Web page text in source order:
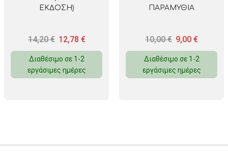
ΕΚΔΟΣΗ)
14,20€ 12,78 €
Διαθέσιμο σε 1-2
εργάσιμες ημέρες
ΠΑΡΑΜΥΘΙΑ
10,00€ 9,00 €
Διαθέσιμο σε 1-2
εργάσιμες ημέρες